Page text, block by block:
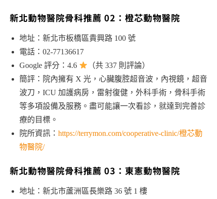
新北動物醫院骨科推薦 02：橙芯動物醫院
地址：新北市板橋區貴興路 100 號
電話：02-77136617
Google 評分：4.6
（共 337 則評論）
簡評：院內擁有 X 光，心臟腹腔超音波，內視鏡，超音
波刀，ICU 加護病房，雷射復健，外科手術，骨科手術
等多項設備及服務。盡可能讓一次看診，就達到完善診
療的目標。
院所資訊： https://terrymon.com/cooperative-clinic/橙芯動
物醫院/
新北動物醫院骨科推薦 03：東憲動物醫院
地址：新北市蘆洲區長樂路 36 號 1 樓